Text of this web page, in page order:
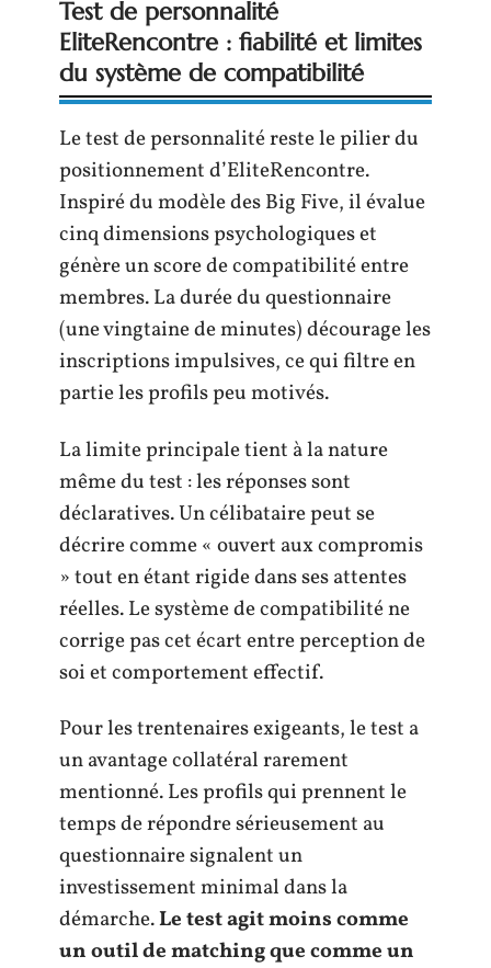
Test de personnalité
EliteRencontre : fiabilité et limites
du système de compatibilité
Le test de personnalité reste le pilier du
positionnement d’EliteRencontre.
Inspiré du modèle des Big Five, il évalue
cinq dimensions psychologiques et
génère un score de compatibilité entre
membres. La durée du questionnaire
(une vingtaine de minutes) décourage les
inscriptions impulsives, ce qui filtre en
partie les profils peu motivés.
La limite principale tient à la nature
même du test : les réponses sont
déclaratives. Un célibataire peut se
décrire comme « ouvert aux compromis
» tout en étant rigide dans ses attentes
réelles. Le système de compatibilité ne
corrige pas cet écart entre perception de
soi et comportement effectif.
Pour les trentenaires exigeants, le test a
un avantage collatéral rarement
mentionné. Les profils qui prennent le
temps de répondre sérieusement au
questionnaire signalent un
investissement minimal dans la
démarche.Le test agit moins comme
un outil de matching que comme un